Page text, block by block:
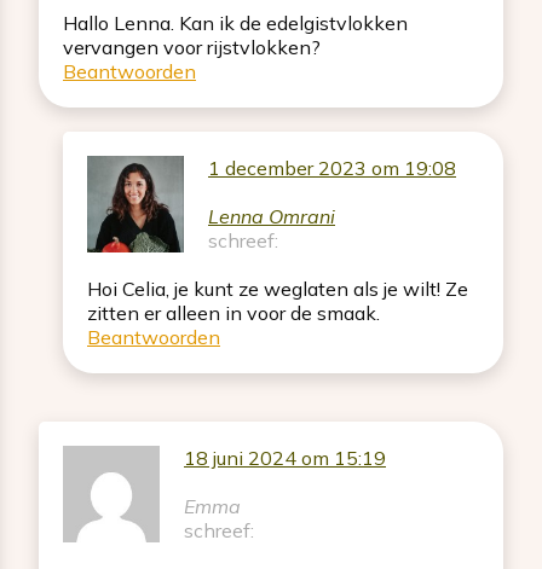
Hallo Lenna. Kan ik de edelgistvlokken
vervangen voor rijstvlokken?
Beantwoorden
Lenna Omrani
schreef:
1 december 2023 om 19:08
Hoi Celia, je kunt ze weglaten als je wilt! Ze
zitten er alleen in voor de smaak.
Beantwoorden
Emma
schreef:
18 juni 2024 om 15:19